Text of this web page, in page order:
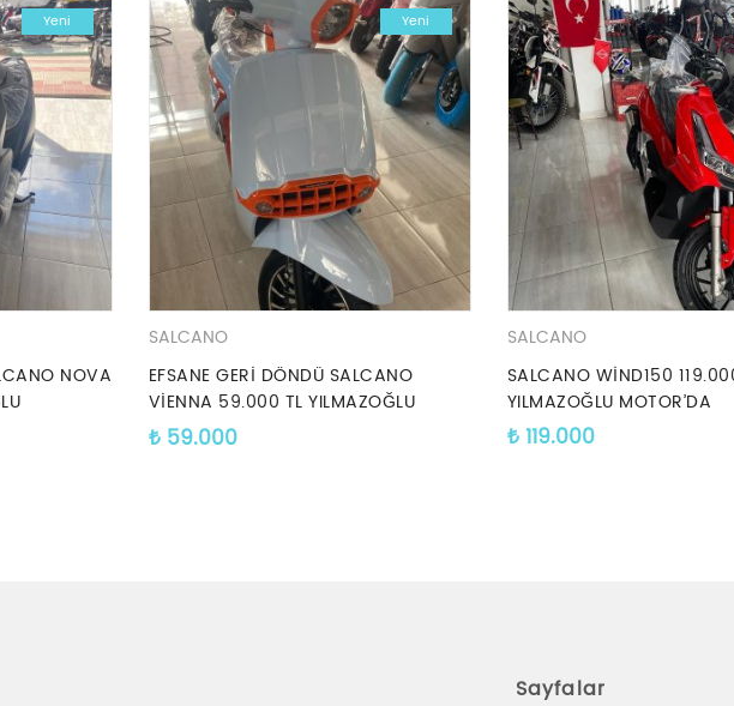
Yeni
NOVA
Yeni
SALCANO
EFSANE GERİ DÖNDÜ SALCANO
VİENNA 59.000 TL YILMAZOĞLU
MOTOR’DA
₺59.000
SALCANO
SALCANO WİND150
YILMAZOĞLU MOTOR’DA
₺119.000
Sayfalar